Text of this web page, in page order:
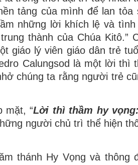
tảng của mình để lan
những lời khích lệ và
thành của Chúa Kitô.”
giáo lý viên giáo dân trẻ
Calungsod là một lời thì
chúng ta rằng người trẻ
mặt, “Lời thì thầm hy
người chủ trì thể hiện
thánh Hy Vọng và thông